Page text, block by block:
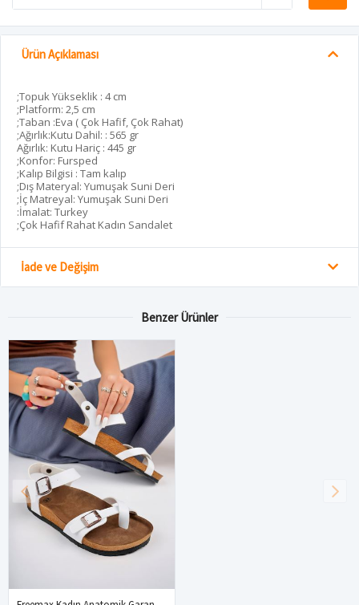
Ürün Açıklaması
;Topuk Yükseklik : 4 cm
;Platform: 2,5 cm
;Taban :Eva ( Çok Hafif, Çok Rahat)
;Ağırlık:Kutu Dahil: : 565 gr
Ağırlık: Kutu Hariç : 445 gr
;Konfor: Fursped
;Kalıp Bilgisi : Tam kalıp
;Dış Materyal: Yumuşak Suni Deri
;İç Matreyal: Yumuşak Suni Deri
:İmalat: Turkey
;Çok Hafif Rahat Kadın Sandalet
İade ve Değişim
Benzer Ürünler